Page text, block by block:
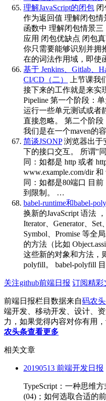
理解JavaScript的闭包 闭
作为返回值 理解闭包
函数中 理解闭包情景
应用 闭包优缺点 闭包真
你只需要能够识别并拥
在的词法作用域，即使
基于 Jenkins、Gitlab、
CI/CD（二）
上节课我
接下来的工作就是来实
Pipeline 第一个阶段：
运行一些单元测试或者
直接忽略。 第二个阶
我们是在一个maven的
简谈JSONP浏览器出于
下的接口交互。 所谓"
同：如都是 http 或者
www.example.com/dir
同：如都是80端口 目
到限制。 …
babel-runtime和babel-
换新的JavaScript 语法
Iterator、Generator、Set
Symbol、Promise 等全
的方法（比如
这些新的对象和方法，
polyfill。 babel-polyfill
关注github前端日报 订阅精彩
前端日报栏目数据来自码农
端开发、移动开发、设计、
力，如果觉得内容对你有用
农头条查看更多
相关文章
20190513 前端开发日报
TypeScript：一种思维
(04)；如何选取合适的